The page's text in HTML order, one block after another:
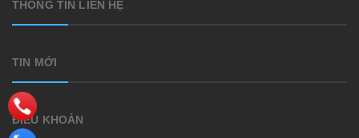
THÔNG TIN LIÊN HỆ
TIN MỚI
ĐIỀU KHOẢN